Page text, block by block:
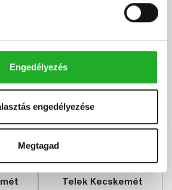
Engedélyezés
engedélyezése
Megtagad
Telek Kecskemét